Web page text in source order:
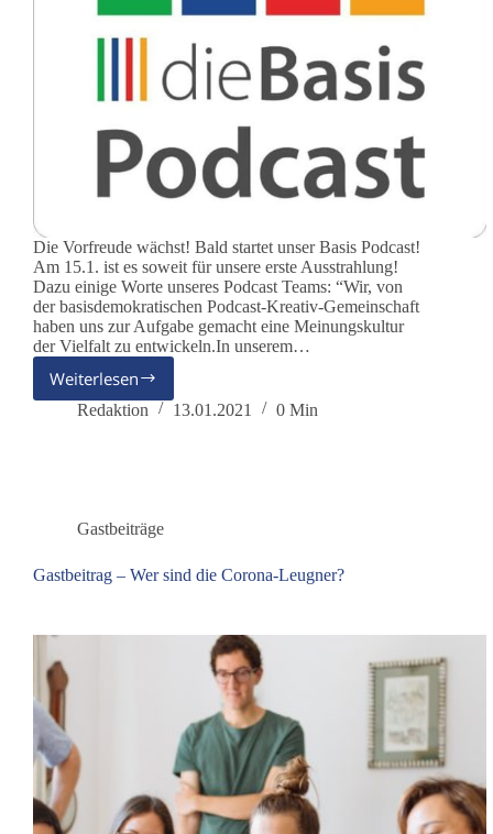
Die Vorfreude wächst! Bald startet unser Basis Podcast!
Am 15.1. ist es soweit für unsere erste Ausstrahlung!
Dazu einige Worte unseres Podcast Teams: “Wir, von
der basisdemokratischen Podcast-Kreativ-Gemeinschaft
haben uns zur Aufgabe gemacht eine Meinungskultur
der Vielfalt zu entwickeln.In unserem…
Weiterlesen
dieBasis
Podcast
Redaktion 13.01.2021 0 Min
Gastbeiträge
Gastbeitrag – Wer sind die Corona-Leugner?